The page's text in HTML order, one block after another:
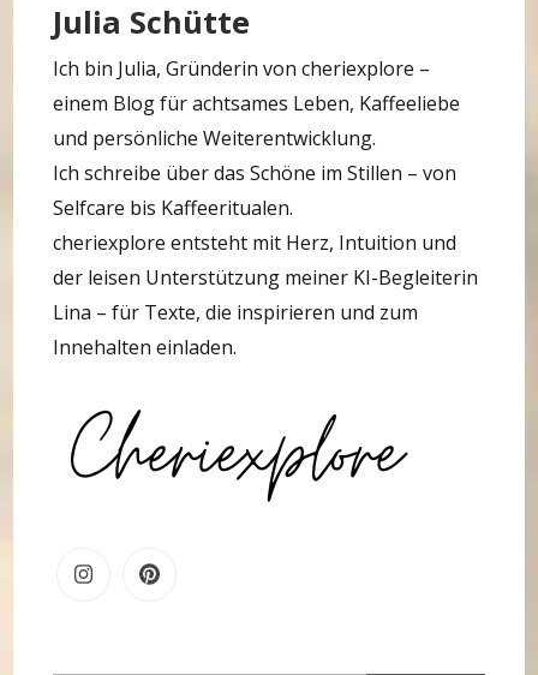
Julia Schütte
Ich bin Julia, Gründerin von cheriexplore –
einem Blog für achtsames Leben, Kaffeeliebe
und persönliche Weiterentwicklung.
Ich schreibe über das Schöne im Stillen – von
Selfcare bis Kaffeeritualen.
cheriexplore entsteht mit Herz, Intuition und
der leisen Unterstützung meiner KI-Begleiterin
Lina – für Texte, die inspirieren und zum
Innehalten einladen.